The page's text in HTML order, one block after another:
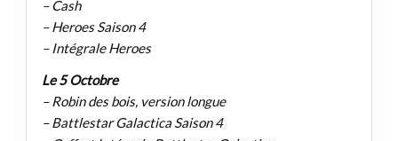
– Cash
– Heroes Saison 4
– Intégrale Heroes
Le 5 Octobre
– Robin des bois, version longue
– Battlestar Galactica Saison 4